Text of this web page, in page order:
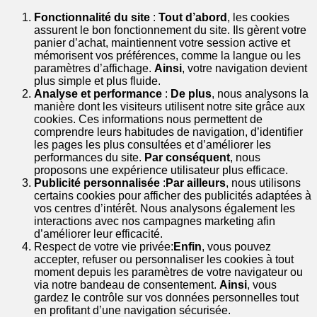
Fonctionnalité du site : Tout d’abord , les cookies
assurent le bon fonctionnement du site. Ils gèrent votre
panier d’achat, maintiennent votre session active et
mémorisent vos préférences, comme la langue ou les
paramètres d’affichage. Ainsi, votre navigation devient
plus simple et plus fluide.
Analyse et performance : De plus, nous analysons la
manière dont les visiteurs utilisent notre site grâce aux
cookies. Ces informations nous permettent de
comprendre leurs habitudes de navigation, d’identifier
les pages les plus consultées et d’améliorer les
performances du site. Par conséquent, nous
proposons une expérience utilisateur plus efficace.
Publicité personnalisée : Par ailleurs, nous utilisons
certains cookies pour afficher des publicités adaptées à
vos centres d’intérêt. Nous analysons également les
interactions avec nos campagnes marketing afin
d’améliorer leur efficacité.
Respect de votre vie privée: Enfin, vous pouvez
accepter, refuser ou personnaliser les cookies à tout
moment depuis les paramètres de votre navigateur ou
via notre bandeau de consentement. Ainsi, vous
gardez le contrôle sur vos données personnelles tout
en profitant d’une navigation sécurisée.